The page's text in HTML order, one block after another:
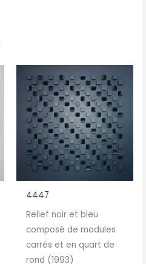
4447
Relief noir et bleu
composé de modules
carrés et en quart de
rond (1993)